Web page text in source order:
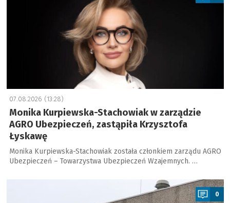
07.08.2026 (13:28)
Monika Kurpiewska-Stachowiak w zarządzie
AGRO Ubezpieczeń, zastąpiła Krzysztofa
Łyskawę
Monika Kurpiewska-Stachowiak została członkiem zarządu AGRO
Ubezpieczeń – Towarzystwa Ubezpieczeń Wzajemnych. …
0